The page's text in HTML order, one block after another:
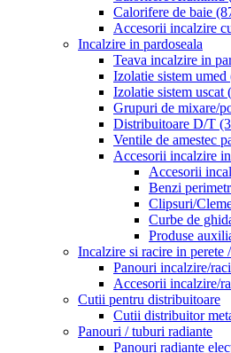
Calorifere de baie
Accesorii incalzire
Incalzire in pardoseala
Teava incalzire in
Izolatie sistem umed
Izolatie sistem uscat
Grupuri de mixare/
Distribuitoare D/T
Ventile de amestec
Accesorii incalzire
Accesorii
Benzi
Clipsuri/
Curbe de
Produse
Incalzire si racire in perete
Panouri incalzire/
Accesorii incalzire/
Cutii pentru distribuitoare
Cutii distribuitor
Panouri / tuburi radiante
Panouri radiante